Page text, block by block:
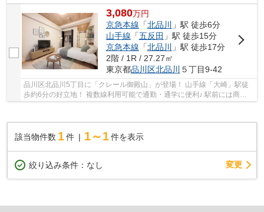
3,080万円
京急本線 「北品川
」駅 徒歩6分
山手線 「五反田 」駅 徒歩15分
京急本線 「北品川
」駅 徒歩17分
2階 / 1R / 27.27㎡
東京都品川区北品川 ５丁目9-42
品川区北品川5丁目に「クレール御殿山」が登場！ 山手線「大崎」駅徒
歩約6分の好立地！ 複数線利用可能で通勤・通学に便利♪ 駅前には商店
該当物件数 1件 1～1 件を表示
絞り込み条件： なし 変更